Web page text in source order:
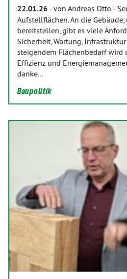
22.01.26 - von Andreas Otto -
Aufstellflächen. An die
bereitstellen, gibt es viele
Sicherheit, Wartung,
steigendem Flächenbedarf wird
Effizienz und
danke…
Baupolitik